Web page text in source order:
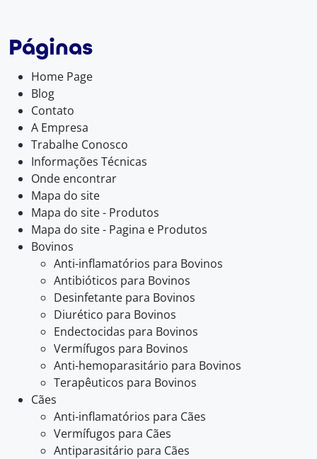
Páginas
Home Page
Blog
Contato
A Empresa
Trabalhe Conosco
Informações Técnicas
Onde encontrar
Mapa do site
Mapa do site - Produtos
Mapa do site - Pagina e Produtos
Bovinos
Anti-inflamatórios para Bovinos
Antibióticos para Bovinos
Desinfetante para Bovinos
Diurético para Bovinos
Endectocidas para Bovinos
Vermífugos para Bovinos
Anti-hemoparasitário para Bovinos
Terapêuticos para Bovinos
Cães
Anti-inflamatórios para Cães
Vermífugos para Cães
Antiparasitário para Cães